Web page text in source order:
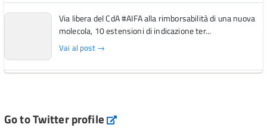
Via libera del CdA #AIFA alla rimborsabilità di una nuova
molecola, 10 estensioni di indicazione ter...
Vai al post →
Vai al post →
Go to Twitter profile aifa_ufficiale